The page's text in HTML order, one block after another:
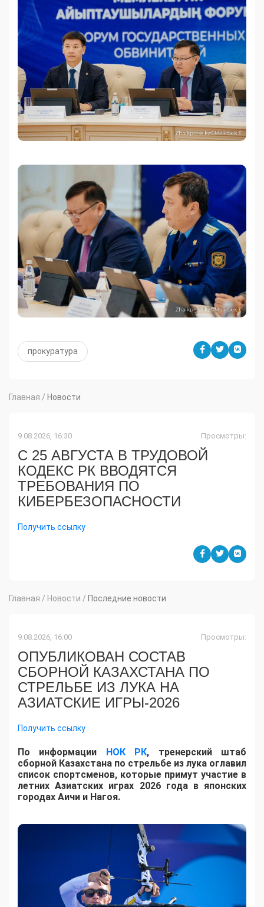
прокуратура
Главная / Новости
9.08.2026, 16:30 Просмотры:
​С 25 АВГУСТА В ТРУДОВОЙ
КОДЕКС РК ВВОДЯТСЯ
ТРЕБОВАНИЯ ПО
КИБЕРБЕЗОПАСНОСТИ
Получить ссылку
Главная / Новости / Последние новости
9.08.2026, 16:00 Просмотры:
ОПУБЛИКОВАН СОСТАВ
СБОРНОЙ КАЗАХСТАНА ПО
СТРЕЛЬБЕ ИЗ ЛУКА НА
АЗИАТСКИЕ ИГРЫ-2026
Получить ссылку
По информации НОК РК, тренерский штаб
сборной Казахстана по стрельбе из лука оглавил
список спортсменов, которые примут участие в
летних Азиатских играх 2026 года в японских
городах Аичи и Нагоя.